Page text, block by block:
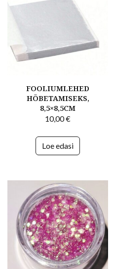
FOOLIUMLEHED
HÕBETAMISEKS,
8,5×8,5CM
10,00€
Loe edasi